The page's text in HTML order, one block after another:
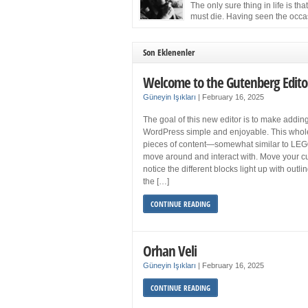
and still feel fatigued when your […]
The only sure thing in life is that
must die. Having seen the
the Cuban Revolution would succumb to that
Son Eklenenler
Welcome to the Gutenberg
Güneyin Işıkları February 16, 2025
The goal of this new editor is to make
WordPress simple and enjoyable. This
pieces of content—somewhat similar to
move around and interact with. Move your
notice the different blocks light up with
the […]
CONTINUE READING
Orhan Veli
Güneyin Işıkları February 16, 2025
CONTINUE READING